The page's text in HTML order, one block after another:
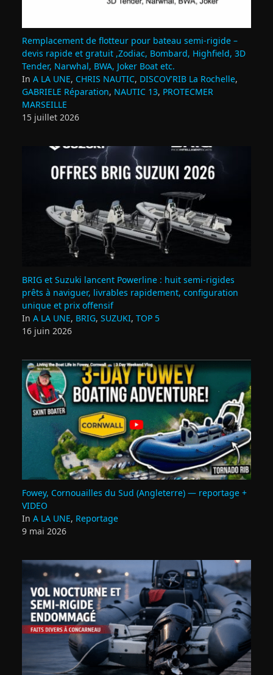
Remplacement de flotteur pour bateau semi‑rigide –
devis rapide et gratuit ,Zodiac, Bombard, Highfield, 3D
Tender, Narwhal, BWA, Joker Boat etc.
In A LA UNE, CHRIS NAUTIC, DISCOV'RIB La Rochelle,
GABRIELE Réparation, NAUTIC 13, PROTECMER
MARSEILLE
15 juillet 2026
BRIG et Suzuki lancent Powerline : huit semi‑rigides
prêts à naviguer, livrables rapidement, configuration
unique et prix offensif
In A LA UNE, BRIG, SUZUKI, TOP 5
16 juin 2026
Fowey, Cornouailles du Sud (Angleterre) — reportage +
VIDEO
In A LA UNE, Reportage
9 mai 2026